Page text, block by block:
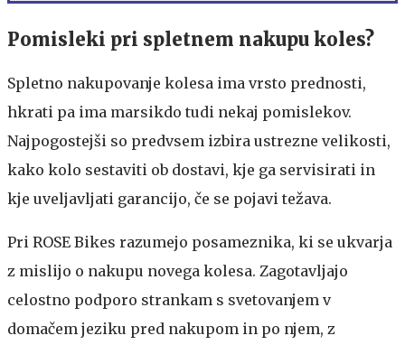
Pomisleki pri spletnem nakupu koles?
Spletno nakupovanje kolesa ima vrsto prednosti,
hkrati pa ima marsikdo tudi nekaj pomislekov.
Najpogostejši so predvsem izbira ustrezne velikosti,
kako kolo sestaviti ob dostavi, kje ga servisirati in
kje uveljavljati garancijo, če se pojavi težava.
Pri ROSE Bikes razumejo posameznika, ki se ukvarja
z mislijo o nakupu novega kolesa. Zagotavljajo
celostno podporo strankam s svetovanjem v
domačem jeziku pred nakupom in po njem, z